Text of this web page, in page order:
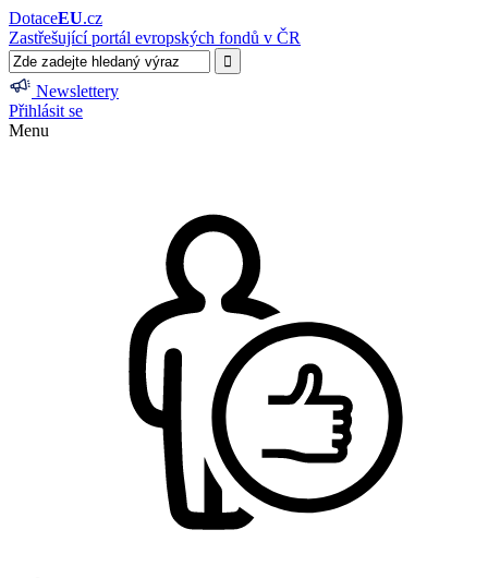
DotaceEU.cz
Zastřešující portál evropských fondů v ČR
Newslettery
Přihlásit se
Menu